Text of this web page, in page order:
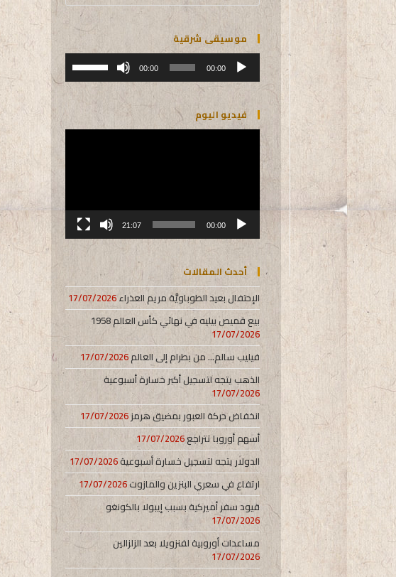
موسيقى شرقية
مشغل
الصوت 00:00
00:00
مفاتيح
الأسهم
أسفل
لزيادة
مستوى
فيديو اليوم
مشغل
00:00
21:07
أحدث المقالات
الإحتفال بعيد الطوباويَّة مريم العذراء17/07/2026
بيع قميص بيليه في نهائي كأس العالم 1958
17/07/2026
فيليب سالم… من بطرام إلى العالم17/07/2026
الذهب يتجه لتسجيل أكبر خسارة أسبوعية
17/07/2026
انخفاض حركة العبور بمضيق هرمز17/07/2026
أسهم أوروبا تتراجع17/07/2026
الدولار يتجه لتسجيل خسارة أسبوعية17/07/2026
ارتفاع في سعري البنزين والمازوت17/07/2026
قيود سفر أميركية بسبب إيبولا بالكونغو
17/07/2026
مساعدات أوروبية لفنزويلا بعد الزلزالين
17/07/2026